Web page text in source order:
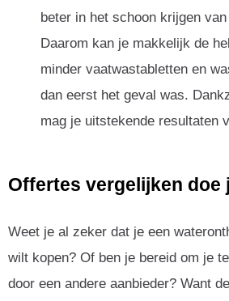
beter in het schoon krijgen
Daarom kan je makkelijk de
minder vaatwastabletten en
dan eerst het geval was.
mag je uitstekende resultaten
Offertes vergelijken doe
Weet je al zeker dat je een
wilt kopen? Of ben je bereid om je
door een andere aanbieder? Want